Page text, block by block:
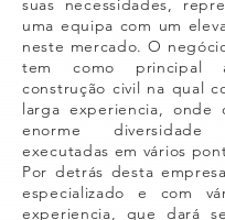
suas necessidades,
uma equipa com um
neste mercado. O
tem como principal
construção civil na qual
larga experiencia, onde
enorme
executadas em vários
Por detrás desta
especializado e com
experiencia, que dará